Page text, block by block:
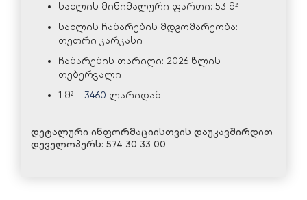
სახლის მინიმალური ფართი: 53 მ²
სახლის ჩაბარების მდგომარეობა:
თეთრი კარკასი
ჩაბარების თარიღი: 2026 წლის
თებერვალი
1 მ² = 3460 ლარიდან
დეტალური ინფორმაციისთვის დაუკავშირდით
დეველოპერს: 574 30 33 00